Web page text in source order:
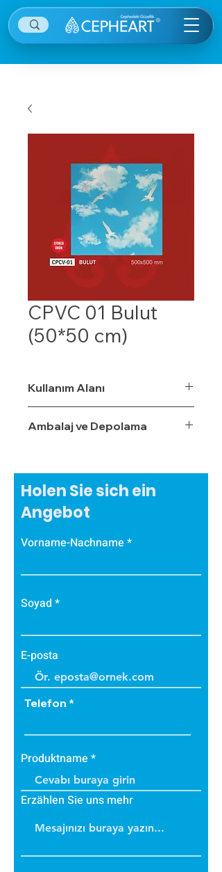
CPVC 01 Bulut
(50*50 cm)
Kullanım Alanı
Ambalaj ve Depolama
Holen Sie sich ein
Angebot
Vorname-Nachname
Soyad
E-posta
Telefon
Produktname
Erzählen Sie uns mehr